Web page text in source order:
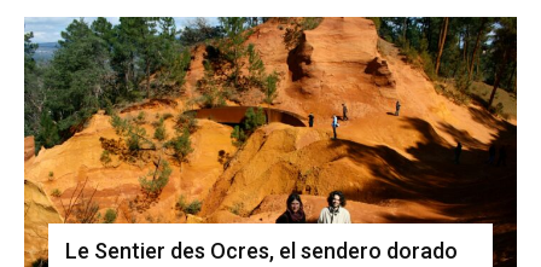
Le Sentier des Ocres, el sendero dorado